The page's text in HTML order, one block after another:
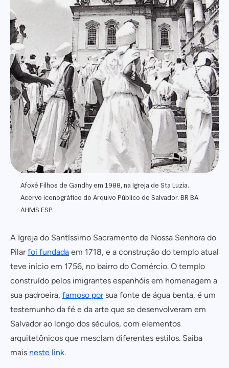
Afoxé Filhos de Gandhy em 1988, na Igreja de Sta Luzia.
Acervo iconográfico do Arquivo Público de Salvador. BR BA
AHMS ESP.
A Igreja do Santíssimo Sacramento de Nossa Senhora do
Pilarfoi fundada em 1718, e a construção do templo atual
teve início em 1756, no bairro do Comércio. O templo
construído pelos imigrantes espanhóis em homenagem a
sua padroeira, famoso porsua fonte de água benta, é um
testemunho da fé e da arte que se desenvolveram em
Salvador ao longo dos séculos, com elementos
arquitetônicos que mesclam diferentes estilos. Saiba
mais neste link.